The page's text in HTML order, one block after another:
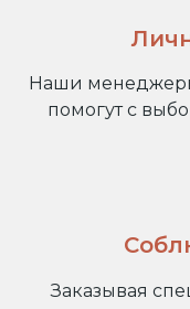
Наши
помогут с
Заказывая